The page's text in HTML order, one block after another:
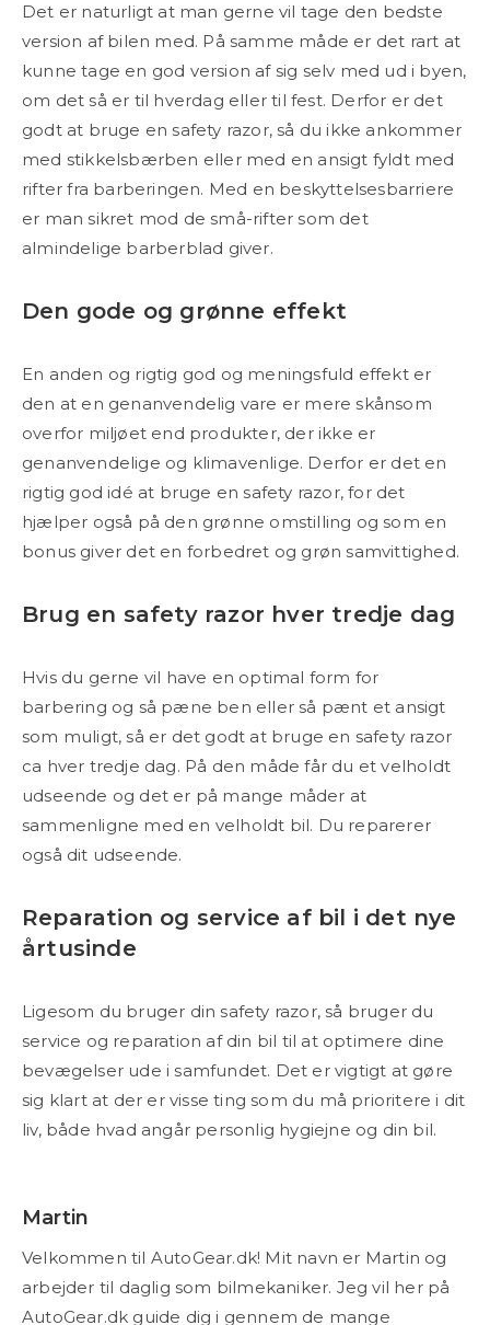
Det er naturligt at man gerne vil tage den bedste
version af bilen med. På samme måde er det rart at
kunne tage en god version af sig selv med ud i byen,
om det så er til hverdag eller til fest. Derfor er det
godt at bruge en safety razor, så du ikke ankommer
med stikkelsbærben eller med en ansigt fyldt med
rifter fra barberingen. Med en beskyttelsesbarriere
er man sikret mod de små-rifter som det
almindelige barberblad giver.
Den gode og grønne effekt
En anden og rigtig god og meningsfuld effekt er
den at en genanvendelig vare er mere skånsom
overfor miljøet end produkter, der ikke er
genanvendelige og klimavenlige. Derfor er det en
rigtig god idé at bruge en safety razor, for det
hjælper også på den grønne omstilling og som en
bonus giver det en forbedret og grøn samvittighed.
Brug en safety razor hver tredje dag
Hvis du gerne vil have en optimal form for
barbering og så pæne ben eller så pænt et ansigt
som muligt, så er det godt at bruge en safety razor
ca hver tredje dag. På den måde får du et velholdt
udseende og det er på mange måder at
sammenligne med en velholdt bil. Du reparerer
også dit udseende.
Reparation og service af bil i det nye
årtusinde
Ligesom du bruger din safety razor, så bruger du
service og reparation af din bil til at optimere dine
bevægelser ude i samfundet. Det er vigtigt at gøre
sig klart at der er visse ting som du må prioritere i dit
liv, både hvad angår personlig hygiejne og din bil.
Martin
Velkommen til AutoGear.dk! Mit navn er Martin og
arbejder til daglig som bilmekaniker. Jeg vil her på
AutoGear.dk guide dig i gennem de mange